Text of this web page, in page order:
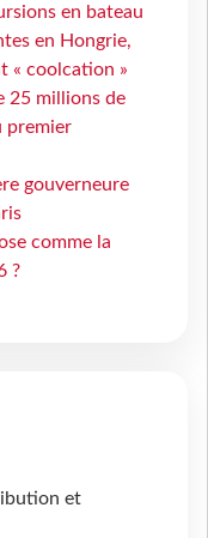
en bateau
en Hongrie,
« coolcation »
25 millions de
premier
gouverneure
comme la
?
et